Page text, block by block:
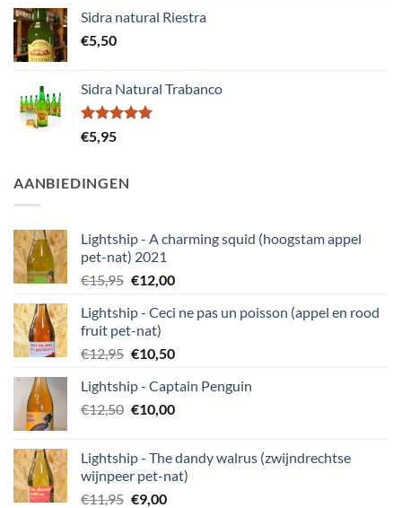
Sidra natural Riestra
€5,50
Sidra Natural Trabanco
Gewaardeerd
5.00
€5,95
AANBIEDINGEN
Lightship - A charming squid (hoogstam appel
pet-nat) 2021
€15,95 Oorspronkelijke
was:
€15,95.
€12,00Huidige
is:
Lightship - Ceci ne pas un poisson (appel en rood
fruit pet-nat)
€12,95 Oorspronkelijke
was:
€12,95.
€10,50Huidige
is:
€10,50.
Lightship - Captain Penguin
€12,50 Oorspronkelijke
€12,50.
€10,00Huidige
€10,00.
Lightship - The dandy walrus (zwijndrechtse
wijnpeer pet-nat)
€11,95 Oorspronkelijke
€9,00Huidige